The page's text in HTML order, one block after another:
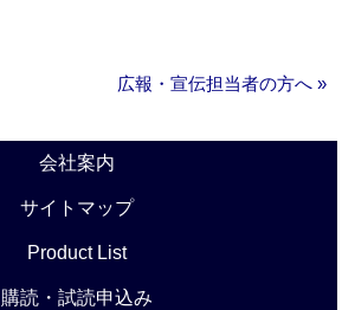
広報・宣伝担当者の方へ »
会社案内
サイトマップ
Product List
購読・試読申込み